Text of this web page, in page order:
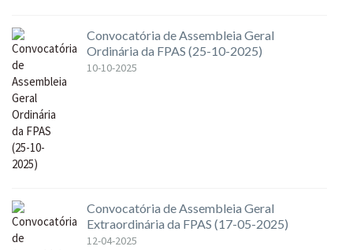
Convocatória de Assembleia Geral
Ordinária da FPAS (25-10-2025)
10-10-2025
Convocatória de Assembleia Geral
Extraordinária da FPAS (17-05-2025)
12-04-2025